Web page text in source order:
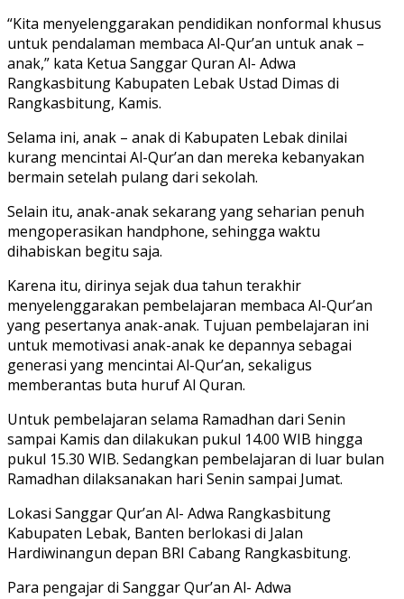
“Kita menyelenggarakan pendidikan nonformal khusus
untuk pendalaman membaca Al-Qur’an untuk anak –
anak,” kata Ketua Sanggar Quran Al- Adwa
Rangkasbitung Kabupaten Lebak Ustad Dimas di
Rangkasbitung, Kamis.
Selama ini, anak – anak di Kabupaten Lebak dinilai
kurang mencintai Al-Qur’an dan mereka kebanyakan
bermain setelah pulang dari sekolah.
Selain itu, anak-anak sekarang yang seharian penuh
mengoperasikan handphone, sehingga waktu
dihabiskan begitu saja.
Karena itu, dirinya sejak dua tahun terakhir
menyelenggarakan pembelajaran membaca Al-Qur’an
yang pesertanya anak-anak. Tujuan pembelajaran ini
untuk memotivasi anak-anak ke depannya sebagai
generasi yang mencintai Al-Qur’an, sekaligus
memberantas buta huruf Al Quran.
Untuk pembelajaran selama Ramadhan dari Senin
sampai Kamis dan dilakukan pukul 14.00 WIB hingga
pukul 15.30 WIB. Sedangkan pembelajaran di luar bulan
Ramadhan dilaksanakan hari Senin sampai Jumat.
Lokasi Sanggar Qur’an Al- Adwa Rangkasbitung
Kabupaten Lebak, Banten berlokasi di Jalan
Hardiwinangun depan BRI Cabang Rangkasbitung.
Para pengajar di Sanggar Qur’an Al- Adwa